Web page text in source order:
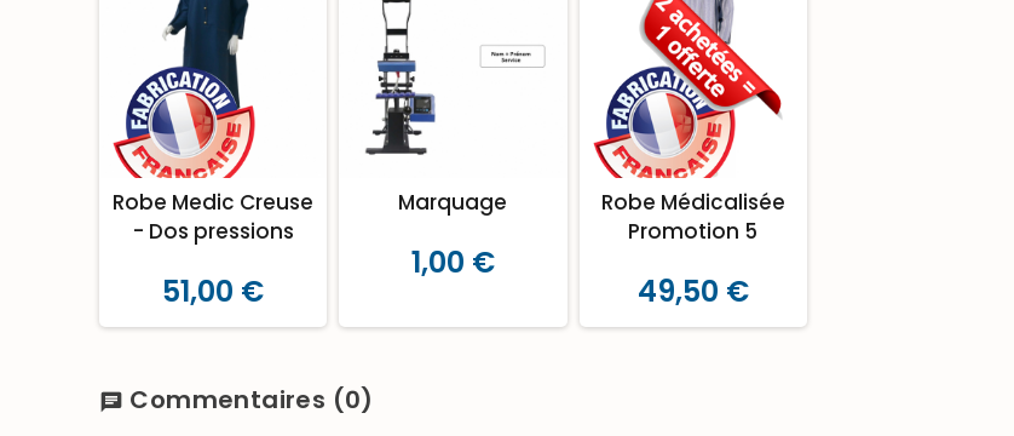
Robe Medic Creuse
- Dos pressions
51,00 €
Marquage
1,00 €
Robe Médicalisée
Promotion 5
49,50 €
chat Commentaires (0)